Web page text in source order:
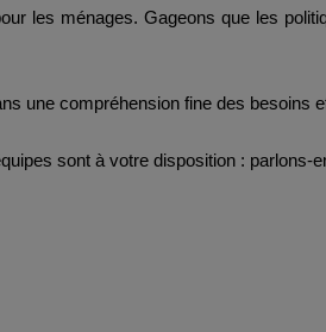
les ménages. Gageons que les
une compréhension fine des besoins
sont à votre disposition : parlons-